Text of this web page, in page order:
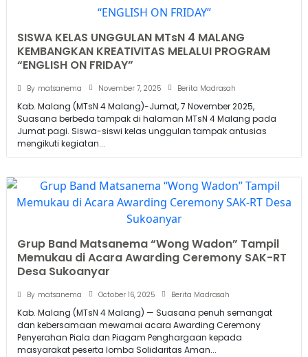
SISWA KELAS UNGGULAN MTsN 4 MALANG
KEMBANGKAN KREATIVITAS MELALUI PROGRAM
“ENGLISH ON FRIDAY”
By matsanema November 7, 2025 Berita Madrasah
Kab. Malang (MTsN 4 Malang)-Jumat, 7 November 2025,
Suasana berbeda tampak di halaman MTsN 4 Malang pada
Jumat pagi. Siswa-siswi kelas unggulan tampak antusias
mengikuti kegiatan...
Grup Band Matsanema “Wong Wadon” Tampil
Memukau di Acara Awarding Ceremony SAK-RT
Desa Sukoanyar
By matsanema October 16, 2025 Berita Madrasah
Kab. Malang (MTsN 4 Malang) — Suasana penuh semangat
dan kebersamaan mewarnai acara Awarding Ceremony
Penyerahan Piala dan Piagam Penghargaan kepada
masyarakat peserta lomba Solidaritas Aman...